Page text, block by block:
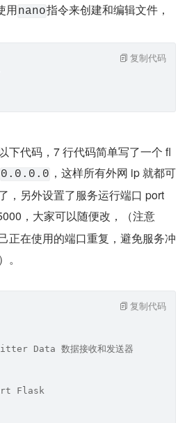
用nano指令来创建和编辑文件，
复制代码
下代码，7 行代码简单写了一个 fl
0.0.0.0 ，这样所有外网 ip 就都可
，另外设置了服务运行端口 port
，大家可以随便改，（注意
正在使用的端口重复，避免服务冲
Data 数据接收和发送器
Flask
复制代码